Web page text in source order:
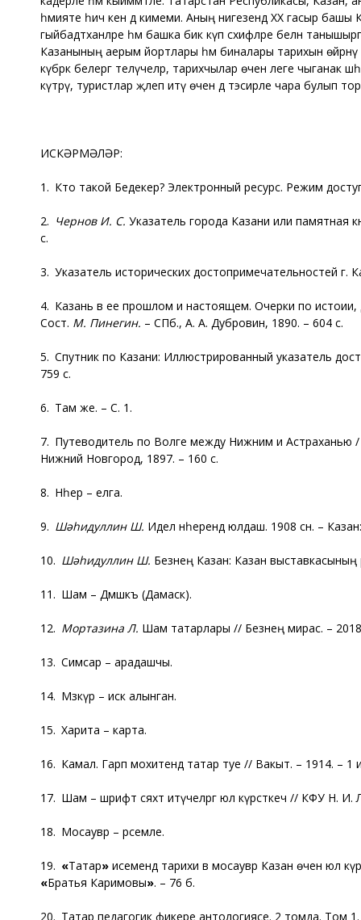
әһәмияте һич кенә дә кимеми. Аның нигезендә ХХ гасыр
гыйбадәтханәләре һәм башка бик күп сәхифәләре белән
Казанының аерым йортлары һәм биналары тарихын өйрәнү
күбрәк белергә теләүчеләр, тарихчылар өчен әлеге
күтәрү, туристлар җәлеп итү өчен дә тәэсирле чара булып
ИСКӘРМӘЛӘР:
1. Кто такой Бедекер? Электронный ресурс. Режим
2. Чернов И. С. Указатель города Казани или памятная
с.
3. Указатель исторических достопримечательностей г.
4. Казань в ее прошлом и настоящем. Очерки по
Сост. М. Пинегин. – СПб., А. А. Дубровин, 1890. – 604 с.
5. Спутник по Казани: Иллюстрированный указатель
759 с.
6. Там же. – С. 1.
7. Путеводитель по Волге между Нижним и Астраханью
Нижний Новгород, 1897. – 160 с.
8. Нәһер – елга.
9. Шәһидуллин Ш. Идел нәһерендә юлдаш. 1908 сәнә. –
10. Шәһидуллин Ш. Безнең Казан: Казан выставкасының
11. Шам – Дәмәшкъ (Дамаск).
12. Мортазина Л. Шам татарлары // Безнең мирас. –
13. Симсар – арадашчы.
14. Мәзкүр – искә алынган.
15. Харита – карта.
16. Камал. Гарәп мохитендә татар туе // Вакыт. – 1914. – 1
17. Шам – шәрифтә сәяхәт итүчеләргә юл күрсәткеч // КФУ Н.
18. Мосаувәр – рәсемле.
19. «Татар» исемендә тарихи вә мосаувәр Казан өчен юл
«Братья Каримовы». – 76 б.
20. Татар педагогик фикере антологиясе. 2 томда. Том